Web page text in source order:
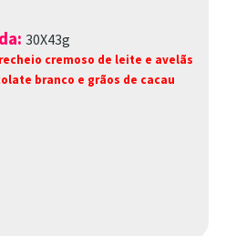
30X43g
cremoso de leite e avelãs
branco e grãos de cacau